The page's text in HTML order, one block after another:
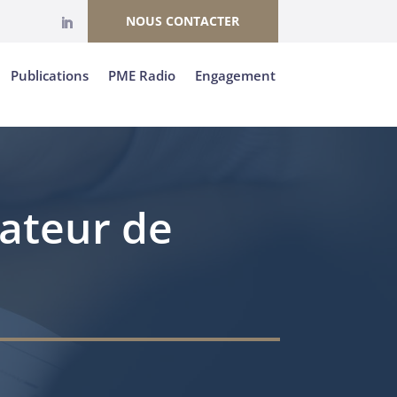
NOUS CONTACTER
Publications PME Radio Engagement
de